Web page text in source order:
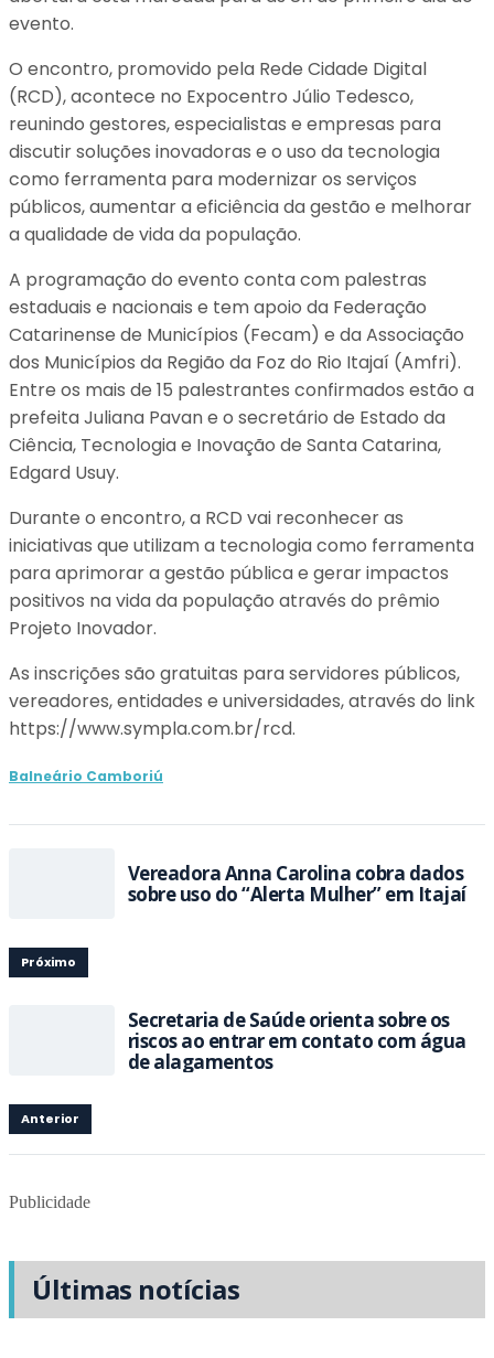
evento.
O encontro, promovido pela Rede Cidade Digital
(RCD), acontece no Expocentro Júlio Tedesco,
reunindo gestores, especialistas e empresas para
discutir soluções inovadoras e o uso da tecnologia
como ferramenta para modernizar os serviços
públicos, aumentar a eficiência da gestão e melhorar
a qualidade de vida da população.
A programação do evento conta com palestras
estaduais e nacionais e tem apoio da Federação
Catarinense de Municípios (Fecam) e da Associação
dos Municípios da Região da Foz do Rio Itajaí (Amfri).
Entre os mais de 15 palestrantes confirmados estão a
prefeita Juliana Pavan e o secretário de Estado da
Ciência, Tecnologia e Inovação de Santa Catarina,
Edgard Usuy.
Durante o encontro, a RCD vai reconhecer as
iniciativas que utilizam a tecnologia como ferramenta
para aprimorar a gestão pública e gerar impactos
positivos na vida da população através do prêmio
Projeto Inovador.
As inscrições são gratuitas para servidores públicos,
vereadores, entidades e universidades, através do link
https://www.sympla.com.br/rcd.
Balneário Camboriú
Vereadora Anna Carolina cobra dados
sobre uso do “Alerta Mulher” em Itajaí
Próximo
Secretaria de Saúde orienta sobre os
riscos ao entrar em contato com água
de alagamentos
Anterior
Publicidade
Últimas notícias